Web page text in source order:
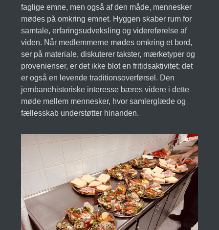
faglige emne, men også af den måde, mennesker
mødes på omkring emnet. Hyggen skaber rum for
samtale, erfaringsudveksling og videreførelse af
viden. Når medlemmerne mødes omkring et bord,
ser på materiale, diskuterer takster, mærketyper og
provenienser, er det ikke blot en fritidsaktivitet; det
er også en levende traditionsoverførsel. Den
jernbanehistoriske interesse bæres videre i dette
møde mellem mennesker, hvor samlerglæde og
fællesskab understøtter hinanden.